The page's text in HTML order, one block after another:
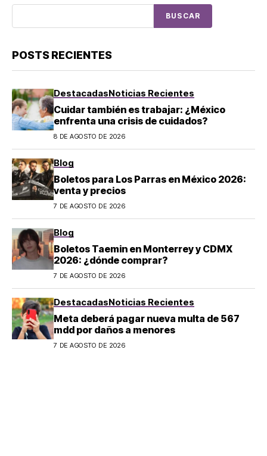
BUSCAR
POSTS RECIENTES
DestacadasNoticias Recientes
Cuidar también es trabajar: ¿México
enfrenta una crisis de cuidados?
8 DE AGOSTO DE 2026
Blog
Boletos para Los Parras en México 2026:
venta y precios
7 DE AGOSTO DE 2026
Blog
Boletos Taemin en Monterrey y CDMX
2026: ¿dónde comprar?
7 DE AGOSTO DE 2026
DestacadasNoticias Recientes
Meta deberá pagar nueva multa de 567
mdd por daños a menores
7 DE AGOSTO DE 2026